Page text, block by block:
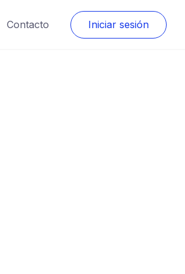
Contacto Iniciar sesión